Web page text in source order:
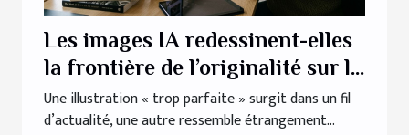
Les images IA redessinent-elles
la frontière de l’originalité sur le
web ?
Une illustration « trop parfaite » surgit dans un fil
d’actualité, une autre ressemble étrangement...